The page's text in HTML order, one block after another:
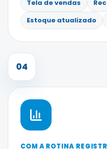
Tela de vendas
Estoque atualizado
04
COM A ROTINA